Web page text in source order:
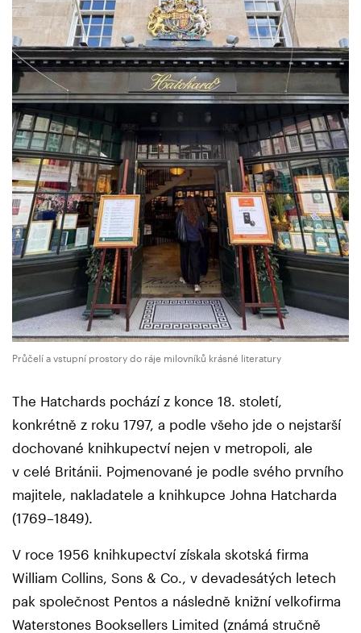
Průčelí a vstupní prostory do ráje milovníků krásné literatury
The Hatchards pochází z konce 18. století,
konkrétně z roku 1797, a podle všeho jde o nejstarší
dochované knihkupectví nejen v metropoli, ale
v celé Británii. Pojmenované je podle svého prvního
majitele, nakladatele a knihkupce Johna Hatcharda
(1769–1849).
V roce 1956 knihkupectví získala skotská firma
William Collins, Sons & Co., v devadesátých letech
pak společnost Pentos a následně knižní velkofirma
Waterstones Booksellers Limited (známá stručně